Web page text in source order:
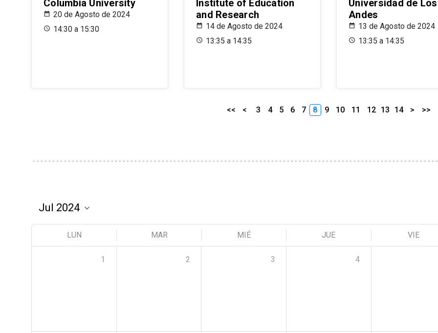
Columbia University
20 de Agosto de 2024
14:30 a 15:30
Institute of Education
and Research
14 de Agosto de 2024
13:35 a 14:35
Universidad de Los
Andes
13 de Agosto de 2024
13:35 a 14:35
<< < 3 4 5 6 7 8 9 10 11 12 13 14 > >>
LUN MAR MIÉ JUE VIE
1 2 3 4